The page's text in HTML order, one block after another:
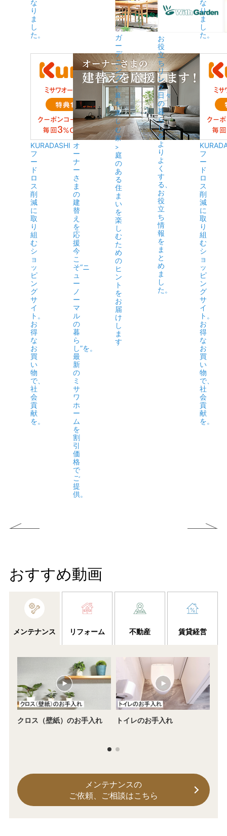
な
り
ま
し
た。
KURADASHI
フ
ー
ド
ロ
ス
削
減
に
取
り
組
む
シ
ョ
ッ
ピ
ン
グ
サ
イ
ト。
お
得
な
お
買
い
物
で、
社
会
貢
献
を。
オ
ー
ナ
ー
さ
ま
の
建
替
え
を
応
援
今
こ
そ“ニ
ュ
ー
ノ
ー
マ
ル
の
暮
ら
し”を。
最
新
の
ミ
サ
ワ
ホ
ー
ム
を
割
引
価
格
で
ご
提
供。
ガ
ー
デ
ニ
ン
グ
<
庭
を
楽
し
む
家
>
庭
の
あ
る
住
ま
い
を
楽
し
む
た
め
の
ヒ
ン
ト
を
お
届
け
し
ま
す
お
役
立
ち
リ
ン
ク
日々
の
暮
ら
し
を
よ
り
よ
く
す
る、
お
役
立
ち
情
報
を
ま
と
め
ま
し
た。
な
り
ま
し
た。
フ
ー
ド
ロ
ス
削
減
に
取
り
組
む
シ
ョ
ッ
ピ
ン
グ
サ
イ
ト。
お
得
な
お
買
い
物
で、
社
会
貢
献
を。
おすすめ動画
メンテナンス リフォーム 不動産 賃貸経営
クロス（壁紙）のお手入れ トイレのお手入れ
メンテナンスの
ご依頼、ご相談はこちら